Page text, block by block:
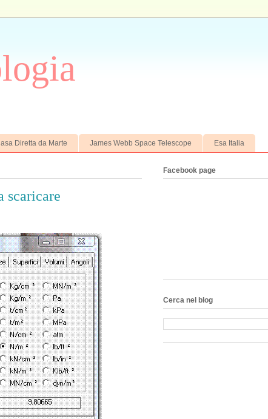
Diretta da Marte James Webb Space Telescope Esa Italia
scaricare
Facebook page
Cerca nel blog